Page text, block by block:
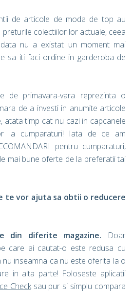
de articole de moda de top au
colectiilor lor actuale, ceea
nu a existat un moment mai
sa iti faci ordine in garderoba de
de primavara-vara reprezinta o
de a investi in anumite articole
atata timp cat nu cazi in capcanele
la cumparaturi! Iata de ce am
pentru cumparaturi,
mai bune oferte de la preferatii tai
te vor ajuta sa obtii o reducere
din diferite magazine. Doar
care ai cautat-o este redusa cu
nu inseamna ca nu este oferita la o
in alta parte! Foloseste aplicatii
Checksau pur si simplu compara